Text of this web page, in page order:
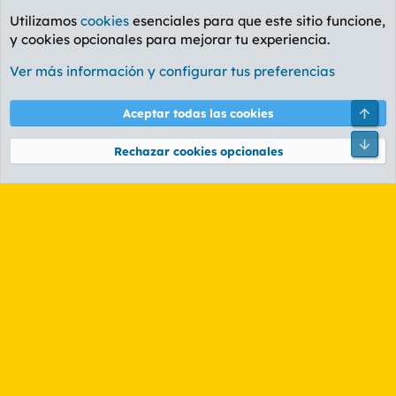
Foro Rapiñas
Cookies
PL OLDSTYLE AMARILLO
Términos y reglas Política de privacidad Ayuda
Community platform by XenForo® © 2010-2026 XenForo Ltd.
Utilizamos cookies esenciales para que este sitio funcione,
y cookies opcionales para mejorar tu experiencia.
Ver más información y configurar tus preferencias
Aceptar todas las cookies
Rechazar cookies opcionales
Pie